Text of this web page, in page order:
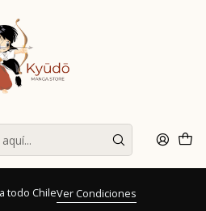
todo ChileVer Condiciones